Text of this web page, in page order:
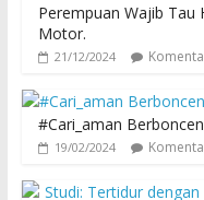
Perempuan Wajib Tau
Motor.
21/12/2024
#Cari_aman
19/02/2024